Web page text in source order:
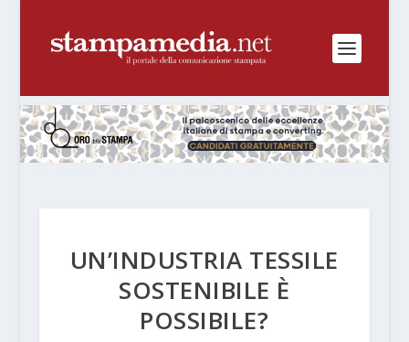
UN’INDUSTRIA TESSILE
SOSTENIBILE È
POSSIBILE?